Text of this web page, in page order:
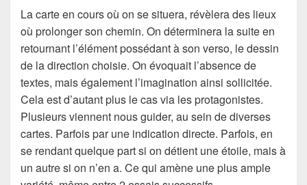
La carte en cours où on se situera, révèlera des lieux
où prolonger son chemin. On déterminera la suite en
retournant l’élément possédant à son verso, le dessin
de la direction choisie. On évoquait l’absence de
textes, mais également l’imagination ainsi sollicitée.
Cela est d’autant plus le cas via les protagonistes.
Plusieurs viennent nous guider, au sein de diverses
cartes. Parfois par une indication directe. Parfois, en
se rendant quelque part si on détient une étoile, mais à
un autre si on n’en a. Ce qui amène une plus ample